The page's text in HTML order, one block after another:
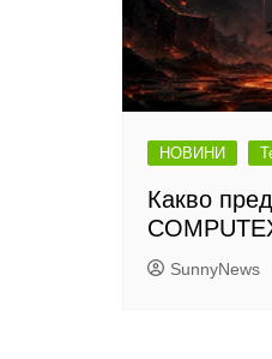
НОВИНИ
Какво
SunnyNews